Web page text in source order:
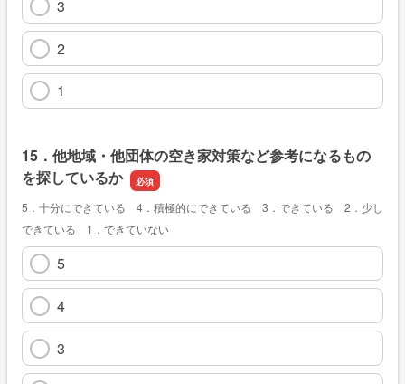
3
2
1
15．他地域・他団体の空き家対策など参考になるもの
を探しているか
5．十分にできている 4．積極的にできている 3．できている 2．少し
できている 1．できていない
5
4
3